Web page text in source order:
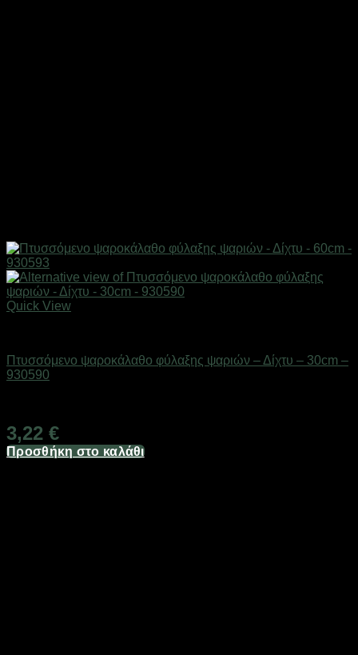
Quick View
Πτυσσόμενο ψαροκάλαθο φύλαξης ψαριών – Δίχτυ – 30cm –
930590
3,22 €
Προσθήκη στο καλάθι